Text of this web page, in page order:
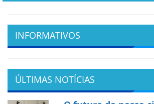
INFORMATIVOS
ÚLTIMAS NOTÍCIAS